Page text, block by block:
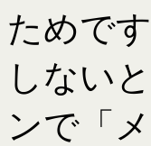
ためで
しない
ンで「